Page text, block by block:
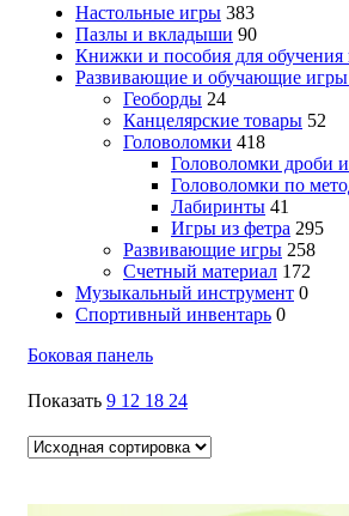
Настольные игры 383
Пазлы и вкладыши 90
Книжки и пособия для обучения
Развивающие и обучающие
Геоборды 24
Канцелярские товары 52
Головоломки 418
Головоломки дроби
Головоломки по
Лабиринты 41
Игры из фетра 295
Развивающие игры 258
Счетный материал 172
Музыкальный инструмент 0
Спортивный инвентарь 0
Боковая панель
Показать 9 12 18 24